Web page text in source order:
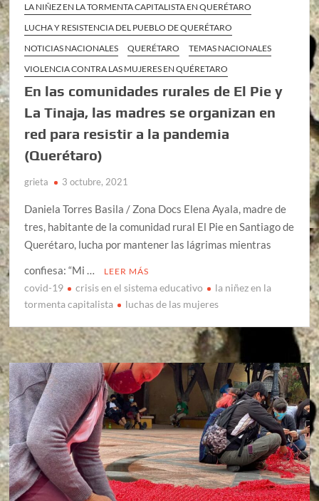
LA NIÑEZ EN LA TORMENTA CAPITALISTA EN QUERÉTARO
LUCHA Y RESISTENCIA DEL PUEBLO DE QUERÉTARO
NOTICIAS NACIONALES
QUERÉTARO
TEMAS NACIONALES
VIOLENCIA CONTRA LAS MUJERES EN QUÉRETARO
En las comunidades rurales de El Pie y
La Tinaja, las madres se organizan en
red para resistir a la pandemia
(Querétaro)
grieta 3 octubre, 2021
Daniela Torres Basila / Zona Docs Elena Ayala, madre de
tres, habitante de la comunidad rural El Pie en Santiago de
Querétaro, lucha por mantener las lágrimas mientras
confiesa: “Mi …
LEER MÁS
covid-19 crisis en el sistema educativo
la niñez en la
tormenta capitalista
luchas de las mujeres